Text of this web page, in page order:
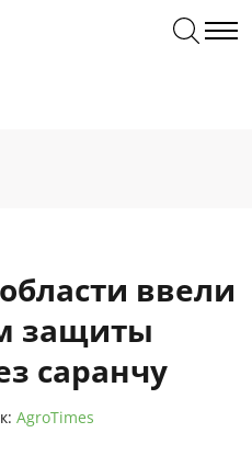
ввели
защиты
саранчу
AgroTimes